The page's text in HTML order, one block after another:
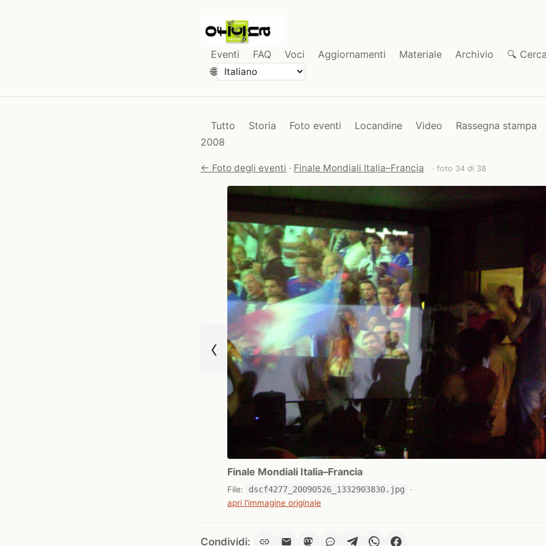
Eventi FAQ Voci Aggiornamenti Materiale Archivio
🔍
🌐
Tutto Storia Foto eventi Locandine Video
Rassegna stampa
2008
← Foto degli eventi · Finale Mondiali Italia–Francia · foto 34 di 38
‹
Finale Mondiali Italia–Francia
File: dscf4277_20090526_1332903830.jpg
·
apri l'immagine originale
Condividi: